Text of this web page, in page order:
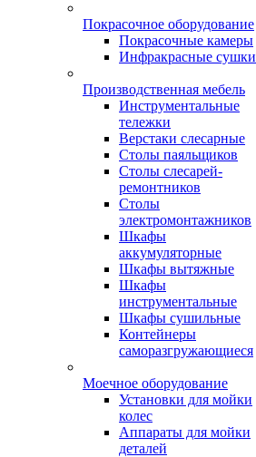
Покрасочное оборудование
Покрасочные камеры
Инфракрасные сушки
Производственная мебель
Инструментальные
тележки
Верстаки слесарные
Столы паяльщиков
Столы слесарей-
ремонтников
Столы
электромонтажников
Шкафы
аккумуляторные
Шкафы вытяжные
Шкафы
инструментальные
Шкафы сушильные
Контейнеры
саморазгружающиеся
Моечное оборудование
Установки для мойки
колес
Аппараты для мойки
деталей